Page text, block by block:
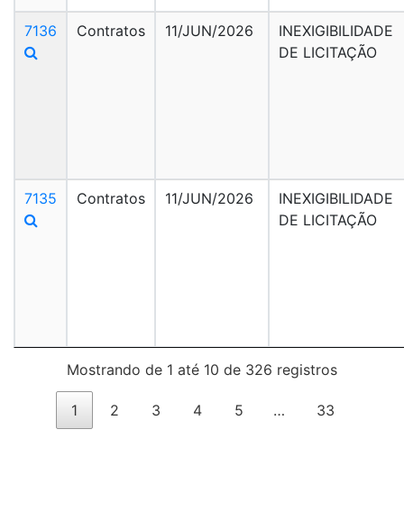
7136 Contratos 11/JUN/2026
INEXIGIBILIDADE
DE LICITAÇÃO
7135 Contratos 11/JUN/2026
INEXIGIBILIDADE
DE LICITAÇÃO
Mostrando de 1 até 10 de 326 registros
1 2 3 4 5 … 33